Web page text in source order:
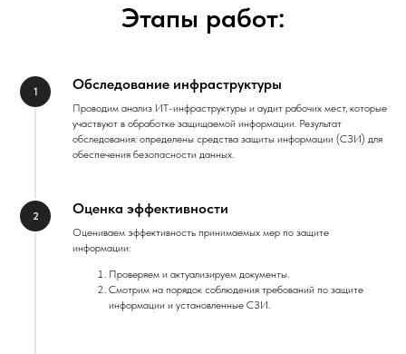
Этапы работ:
Обследование инфраструктуры
Проводим анализ ИТ-инфраструктуры и аудит рабочих мест, которые
участвуют в обработке защищаемой информации. Результат
обследования: определены средства защиты информации (СЗИ) для
обеспечения безопасности данных.
Оценка эффективности
Оцениваем эффективность принимаемых мер по защите
информации:
Проверяем и актуализируем документы.
Смотрим на порядок соблюдения требований по защите
информации и установленные СЗИ.